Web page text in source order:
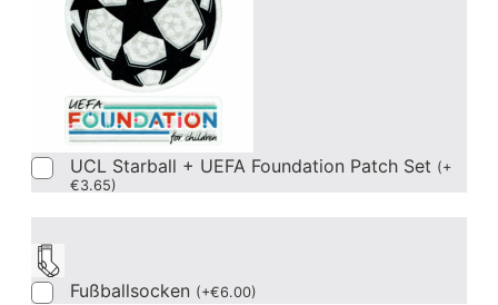
UCL Starball + UEFA Foundation Patch Set (+
€3.65)
Fußballsocken (+€6.00)